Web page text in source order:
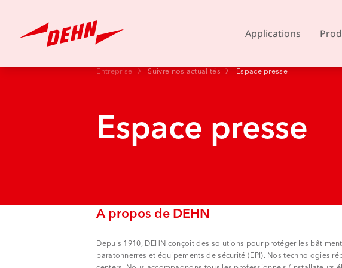
content
Applications
America
Autriche
Royaume-
Lituanie
Entreprise Suivre nos actualités Espace presse
Espace presse
A propos de DEHN
Depuis 1910, DEHN conçoit des solutions pour protéger les
paratonnerres et équipements de sécurité (EPI). Nos technologies